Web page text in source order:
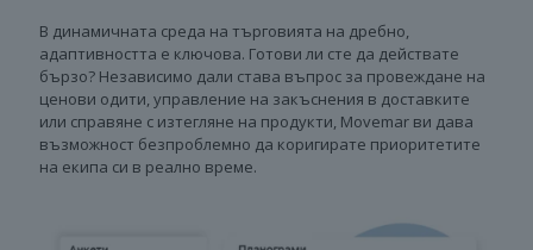
В динамичната среда на търговията на дребно,
адаптивността е ключова. Готови ли сте да действате
бързо? Независимо дали става въпрос за провеждане на
ценови одити, управление на закъснения в доставките
или справяне с изтегляне на продукти, Movemar ви дава
възможност безпроблемно да коригирате приоритетите
на екипа си в реално време.